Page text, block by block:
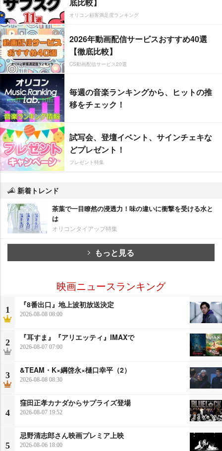
オリコン顧客満足度ランキング
2026年動画配信サービスおすすめ40選
【徹底比較】
CS動画配信サービス20選
毎週の音楽ランキングから、ヒットの推
移をチェック！
試写会、登壇イベント、サインチェキな
どプレゼント！
プレゼント特集
新着トレンド
茶葉で一目瞭然の浸透力！味の違いに衝撃を受ける水と
は
オリコンタイアップ特集
もっと見る
映画ニュースランキング
1
『8番出口』地上波初放送決定
2026-08-08 08:00
2
『耳すま』『アリエッティ』IMAXで
2026-08-07 07:00
3
&TEAM・K×綱啓永×樋口幸平（2）
2026-08-08 08:30
4
窪田正孝カナダからサプライズ登場
2026-08-07 19:52
5
忌野清志郎さん映画プレミア上映
2026-08-06 18:00